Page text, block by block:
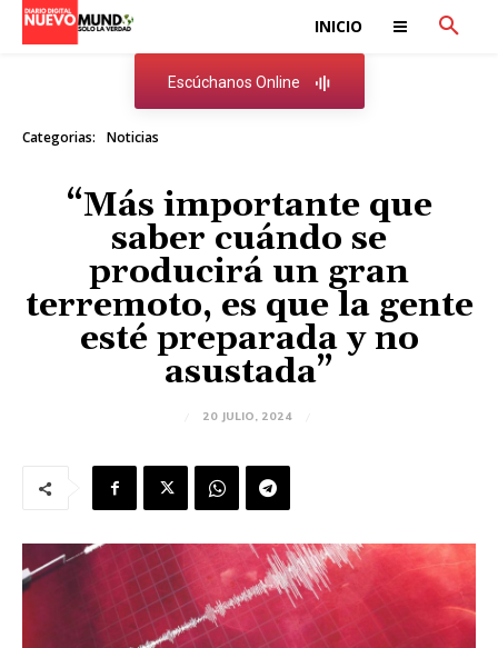
INICIO
Escúchanos Online
Categorias: Noticias
“Más importante que
saber cuándo se
producirá un gran
terremoto, es que la gente
esté preparada y no
asustada”
20 JULIO, 2024